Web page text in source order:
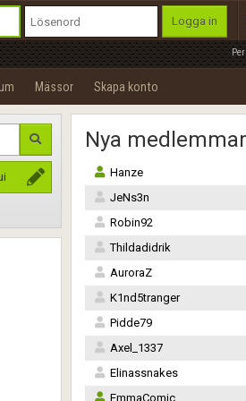
Logga in
Mässor Skapa konto
Nya medlemmar
Hanze
JeNs3n
Robin92
Thildadidrik
AuroraZ
K1nd5tranger
Pidde79
Axel_1337
Elinassnakes
EmmaComic